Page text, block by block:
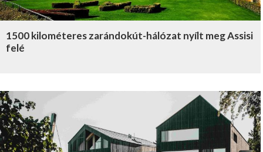
1500 kilométeres zarándokút-hálózat nyílt meg Assisi
felé